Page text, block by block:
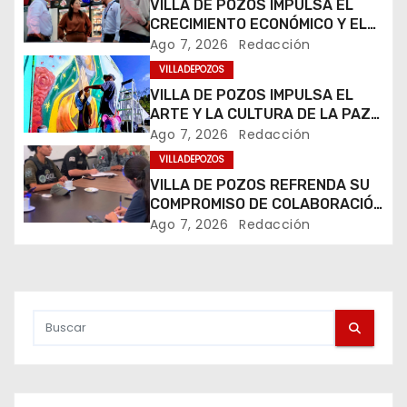
a
c
i
ó
n
d
VILLA DE POZOS IMPULSA EL
CRECIMIENTO ECONÓMICO Y EL
EMPLEO
Ago 7, 2026 Redacción
VILLADEPOZOS
VILLA DE POZOS IMPULSA EL
ARTE Y LA CULTURA DE LA PAZ
CON SERIE DE MURALES
TEMÁTICOS
Ago 7, 2026 Redacción
VILLADEPOZOS
VILLA DE POZOS REFRENDA SU
COMPROMISO DE COLABORACIÓN
EN MATERIA DE SEGURIDAD
Ago 7, 2026 Redacción